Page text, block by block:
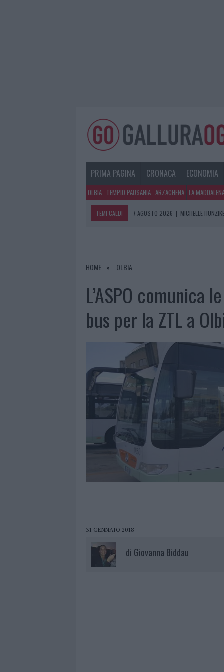
PRIMA PAGINA CRONACA ECONOMIA
OLBIA TEMPIO PAUSANIA ARZACHENA LA
TEMI CALDI 7 AGOSTO 2026 | MICHELLE
7 AGOSTO 2026
HOME OLBIA
L’ASPO comunica
bus per la ZTL a
31 GENNAIO 2018
di Giovanna Biddau